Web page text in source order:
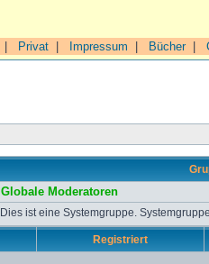
Privat Impressum Bücher|
Globale Moderatoren
Dies ist eine Systemgruppe.
Registriert